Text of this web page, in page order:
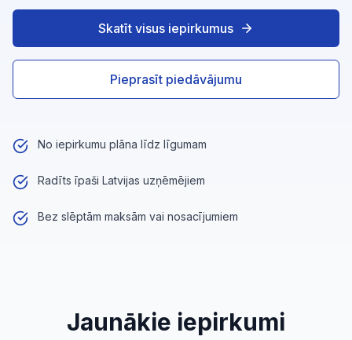
Skatīt visus iepirkumus
Pieprasīt piedāvājumu
No iepirkumu plāna līdz līgumam
Radīts īpaši Latvijas uzņēmējiem
Bez slēptām maksām vai nosacījumiem
Jaunākie iepirkumi